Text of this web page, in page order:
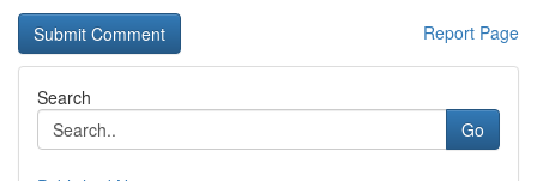
Report Page
Search
Go